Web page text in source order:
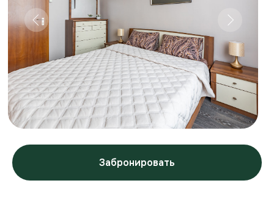
Забронировать
Поможем с бронированием и ответим на вопросы:
+7 (909) 989-77-88
+7 (495) 212-09-09
Условия проживания
Заезд: 14:00
Депозит: 3000р./5000р. в зависимости от квартиры
(может быть повышен в праздничные дни)
Можно с детьми: да
Можно с питомцем: нет